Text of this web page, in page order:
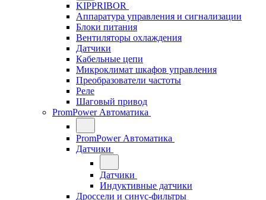
KIPPRIBOR
Аппаратура управления и сигнализации
Блоки питания
Вентиляторы охлаждения
Датчики
Кабельные цепи
Микроклимат шкафов управления
Преобразователи частоты
Реле
Шаговый привод
PromPower Автоматика
PromPower Автоматика
Датчики
Датчики
Индуктивные датчики
Дроссели и синус-фильтры